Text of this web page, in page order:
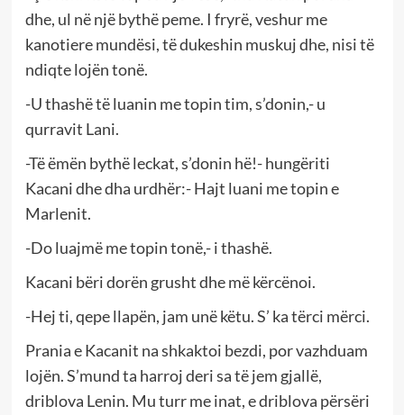
dhe, ul në një bythë peme. I fryrë, veshur me
kanotiere mundësi, të dukeshin muskuj dhe, nisi të
ndiqte lojën tonë.
-U thashë të luanin me topin tim, s’donin,- u
qurravit Lani.
-Të ëmën bythë leckat, s’donin hë!- hungëriti
Kacani dhe dha urdhër:- Hajt luani me topin e
Marlenit.
-Do luajmë me topin tonë,- i thashë.
Kacani bëri dorën grusht dhe më kërcënoi.
-Hej ti, qepe llapën, jam unë këtu. S’ ka tërci mërci.
Prania e Kacanit na shkaktoi bezdi, por vazhduam
lojën. S’mund ta harroj deri sa të jem gjallë,
driblova Lenin. Mu turr me inat, e driblova përsëri